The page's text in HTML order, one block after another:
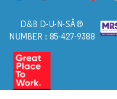
D&B D-U-N-SÂ®
NUMBER : 85-427-9388